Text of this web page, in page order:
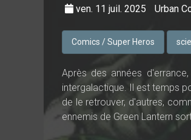
ven. 11 juil. 2025 Urban
Comics / Super Heros
Après des années
intergalactique. Il est temps
de le retrouver, d'autres,
ennemis de Green Lantern